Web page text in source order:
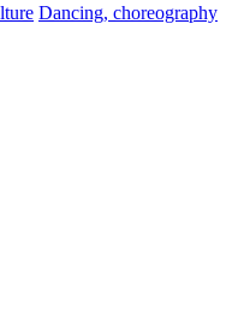
Dancing, choreography